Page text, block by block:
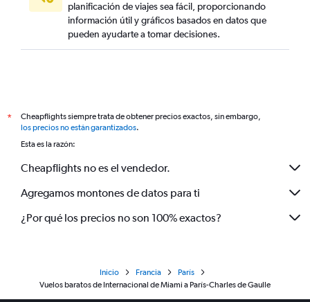
planificación de viajes sea fácil, proporcionando
información útil y gráficos basados en datos que
pueden ayudarte a tomar decisiones.
*
Cheapflights siempre trata de obtener precios exactos, sin embargo,
los precios no están garantizados.
Esta es la razón:
Cheapflights no es el vendedor.
Agregamos montones de datos para ti
¿Por qué los precios no son 100% exactos?
Inicio Francia
París
Vuelos baratos de Internacional de Miami a París-Charles de Gaulle